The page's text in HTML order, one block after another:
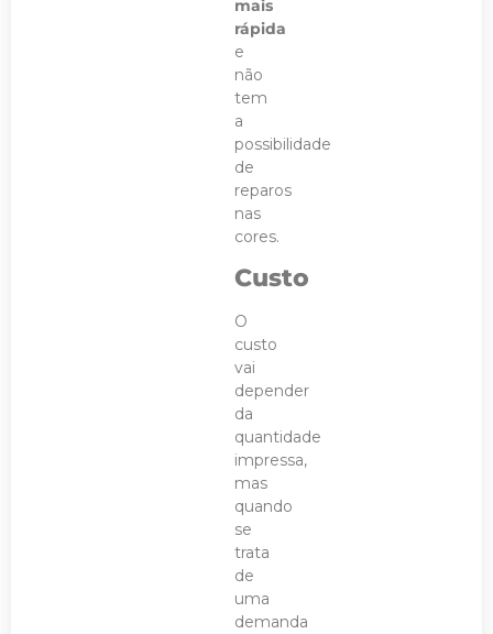
mais
rápida
e
não
tem
a
possibilidade
de
reparos
nas
cores.
Custo
O
custo
vai
depender
da
quantidade
impressa,
mas
quando
se
trata
de
uma
demanda